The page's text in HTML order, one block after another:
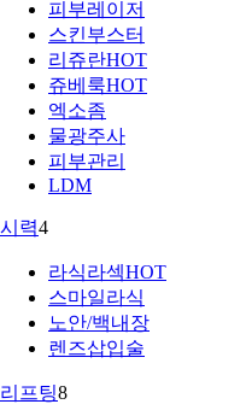
피부레이저
스킨부스터
리쥬란HOT
쥬베룩HOT
엑소좀
물광주사
피부관리
LDM
시력4
라식라섹HOT
스마일라식
노안/백내장
렌즈삽입술
리프팅8